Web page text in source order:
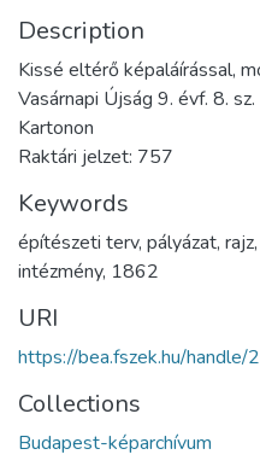
Description
Kissé eltérő képaláírással,
Vasárnapi Újság 9. évf. 8.
Kartonon
Raktári jelzet: 757
Keywords
építészeti terv, pályázat, rajz,
intézmény, 1862
URI
https://bea.fszek.hu/
Collections
Budapest-képarchívum